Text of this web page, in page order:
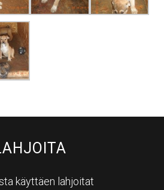
käyttäen lahjoitat